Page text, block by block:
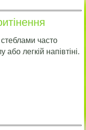
часто
або легкій напівтіні.